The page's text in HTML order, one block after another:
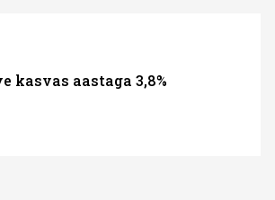
kasvas aastaga 3,8%